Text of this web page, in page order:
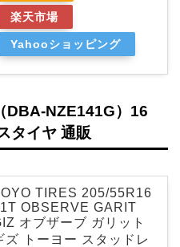
楽天市場
Yahooショッピング
DBA-NZE141G）16
タイヤ 通販
TIRES 205/55R16
OBSERVE GARIT
オブザーブ ガリット
ズ トーヨー スタッドレ